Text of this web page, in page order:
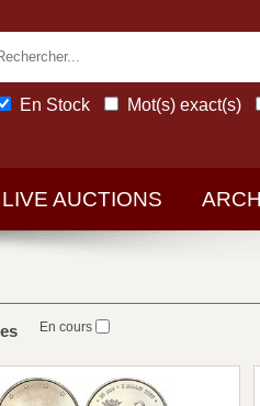
En Stock Mot(s) exact(s)
LIVE AUCTIONS
En cours